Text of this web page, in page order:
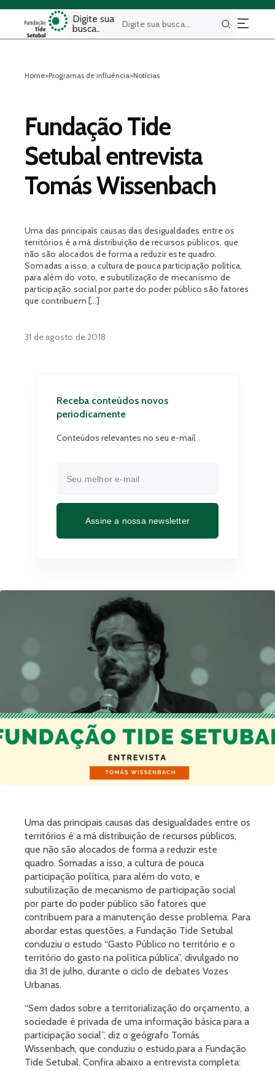
Digite sua
busca..
Buscar
Home>Programas de influência>Notícias
Fundação Tide
Setubal entrevista
Tomás Wissenbach
Uma das principais causas das desigualdades entre os
territórios é a má distribuição de recursos públicos, que
não são alocados de forma a reduzir este quadro.
Somadas a isso, a cultura de pouca participação política,
para além do voto, e subutilização de mecanismo de
participação social por parte do poder público são fatores
que contribuem […]
31 de agosto de 2018
Uma das principais causas das desigualdades entre os
territórios é a má distribuição de recursos públicos,
que não são alocados de forma a reduzir este
quadro. Somadas a isso, a cultura de pouca
participação política, para além do voto, e
subutilização de mecanismo de participação social
por parte do poder público são fatores que
contribuem para a manutenção desse problema. Para
abordar estas questões, a Fundação Tide Setubal
conduziu o estudo “Gasto Público no território e o
território do gasto na política pública”, divulgado no
dia 31 de julho, durante o ciclo de debates Vozes
Urbanas.
“Sem dados sobre a territorialização do orçamento, a
sociedade é privada de uma informação básica para a
participação social”, diz o geógrafo Tomás
Wissenbach, que conduziu o estudo,para a Fundação
Tide Setubal. Confira abaixo a entrevista completa:
Receba conteúdos novos
periodicamente
Conteúdos relevantes no seu e-mail
Assine a nossa newsletter